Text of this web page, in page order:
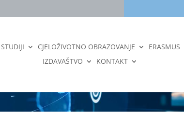
STUDIJI CJELOŽIVOTNO OBRAZOVANJE ERASMUS
IZDAVAŠTVO
KONTAKT